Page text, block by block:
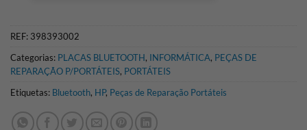
REF: 398393002
Categorias: PLACAS BLUETOOTH, INFORMÁTICA, PEÇAS DE
REPARAÇÃO P/PORTÁTEIS, PORTÁTEIS
Etiquetas: Bluetooth, HP, Peças de Reparação Portáteis